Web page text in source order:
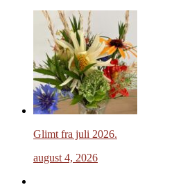
Glimt fra juli 2026.
august 4, 2026